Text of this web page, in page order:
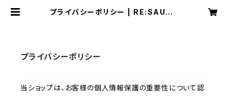
プライバシーポリシー | RE:SAUNA
プライバシーポリシー
当ショップは、お客様の個人情報保護の重要性について認